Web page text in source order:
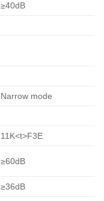
≥40dB
Narrow mode
11K<t>F3E
≥60dB
≥36dB